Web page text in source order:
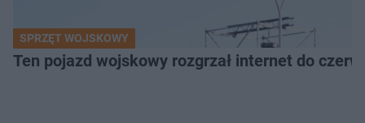
SPRZĘT WOJSKOWY
Ten pojazd wojskowy rozgrzał internet do